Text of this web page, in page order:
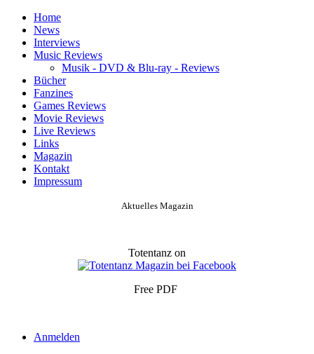
Home
News
Interviews
Music Reviews
Musik - DVD & Blu-ray - Reviews
Bücher
Fanzines
Games Reviews
Movie Reviews
Live Reviews
Links
Magazin
Kontakt
Impressum
Aktuelles Magazin
Totentanz on
Free PDF
Anmelden